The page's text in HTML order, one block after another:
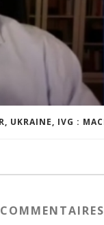
COMMENTAIRES